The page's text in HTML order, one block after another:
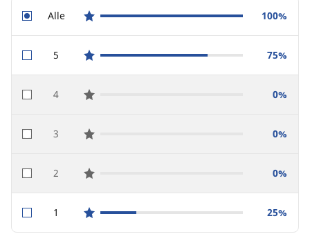
Allestar reviews 100%
5star reviews 75%
4star reviews 0%
3star reviews 0%
2star reviews 0%
1star reviews 25%